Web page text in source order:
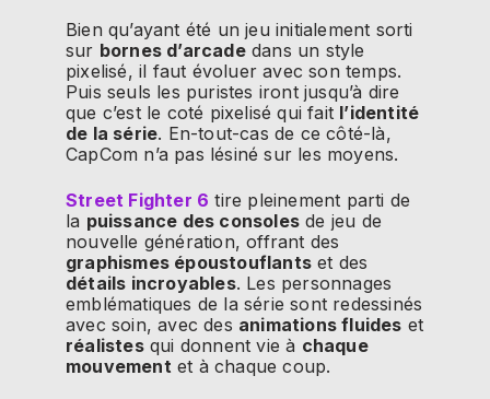
Bien qu’ayant été un jeu initialement sorti
sur bornes d’arcadedans un style
pixelisé, il faut évoluer avec son temps.
Puis seuls les puristes iront jusqu’à dire
que c’est le coté pixelisé qui fait l’identité
de la série. En-tout-cas de ce côté-là,
CapCom n’a pas lésiné sur les moyens.
Street Fighter 6 tire pleinement parti de
la puissance des consoles de jeu de
nouvelle génération, offrant des
graphismes époustouflants et des
détails incroyables. Les personnages
emblématiques de la série sont redessinés
avec soin, avec des animations fluides et
réalistesqui donnent vie à chaque
mouvement et à chaque coup.